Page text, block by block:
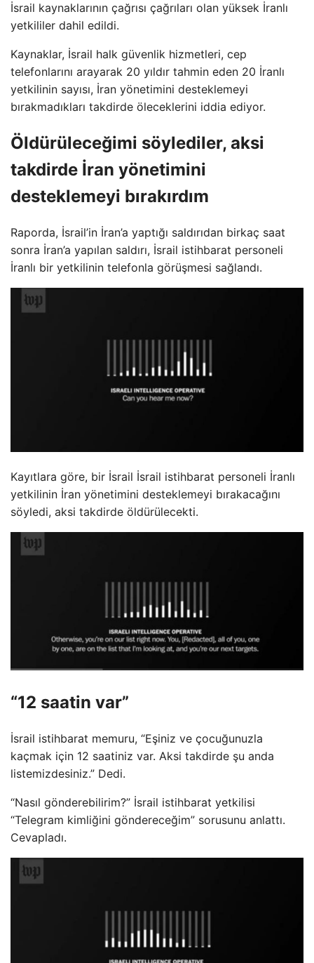
İsrail kaynaklarının çağrısı çağrıları olan yüksek İranlı
yetkililer dahil edildi.
Kaynaklar, İsrail halk güvenlik hizmetleri, cep
telefonlarını arayarak 20 yıldır tahmin eden 20 İranlı
yetkilinin sayısı, İran yönetimini desteklemeyi
bırakmadıkları takdirde öleceklerini iddia ediyor.
Öldürüleceğimi söylediler, aksi
takdirde İran yönetimini
desteklemeyi bırakırdım
Raporda, İsrail’in İran’a yaptığı saldırıdan birkaç saat
sonra İran’a yapılan saldırı, İsrail istihbarat personeli
İranlı bir yetkilinin telefonla görüşmesi sağlandı.
Kayıtlara göre, bir İsrail İsrail istihbarat personeli İranlı
yetkilinin İran yönetimini desteklemeyi bırakacağını
söyledi, aksi takdirde öldürülecekti.
“12 saatin var”
İsrail istihbarat memuru, “Eşiniz ve çocuğunuzla
kaçmak için 12 saatiniz var. Aksi takdirde şu anda
listemizdesiniz.” Dedi.
“Nasıl gönderebilirim?” İsrail istihbarat yetkilisi
“Telegram kimliğini göndereceğim” sorusunu anlattı.
Cevapladı.